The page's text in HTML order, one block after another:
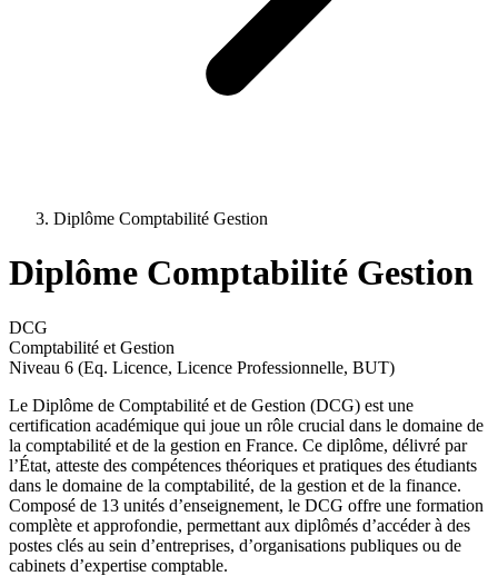
Diplôme Comptabilité Gestion
Diplôme Comptabilité Gestion
DCG
Comptabilité et Gestion
Niveau 6 (Eq. Licence, Licence Professionnelle, BUT)
Le Diplôme de Comptabilité et de Gestion (DCG) est une
certification académique qui joue un rôle crucial dans le domaine de
la comptabilité et de la gestion en France. Ce diplôme, délivré par
l’État, atteste des compétences théoriques et pratiques des étudiants
dans le domaine de la comptabilité, de la gestion et de la finance.
Composé de 13 unités d’enseignement, le DCG offre une formation
complète et approfondie, permettant aux diplômés d’accéder à des
postes clés au sein d’entreprises, d’organisations publiques ou de
cabinets d’expertise comptable.